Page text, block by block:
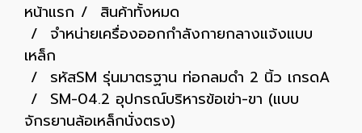
หน้าแรก
สินค้าทั้งหมด
จำหน่ายเครื่องออกกำลังกายกลางแจ้งแบบ
เหล็ก
รหัสSM รุ่นมาตรฐาน ท่อกลมดำ 2 นิ้ว เกรดA
SM-04.2 อุปกรณ์บริหารข้อเข่า-ขา (แบบ
จักรยานล้อเหล็กนั่งตรง)